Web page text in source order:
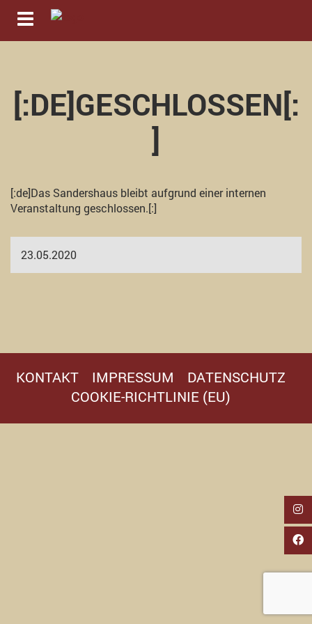
Navigation ein-/ausblenden
[:DE]GESCHLOSSEN[:
]
[:de]Das Sandershaus bleibt aufgrund einer internen
Veranstaltung geschlossen.[:]
23.05.2020
KONTAKT IMPRESSUM
DATENSCHUTZ
COOKIE-RICHTLINIE (EU)